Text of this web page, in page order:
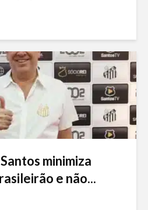
minimiza
e não...